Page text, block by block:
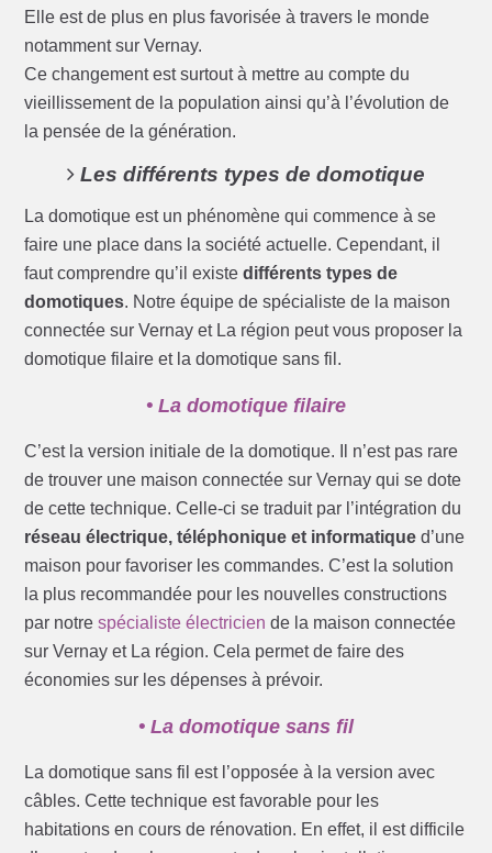
Elle est de plus en plus favorisée à travers le monde
notamment sur Vernay.
Ce changement est surtout à mettre au compte du
vieillissement de la population ainsi qu’à l’évolution de
la pensée de la génération.
Les différents types de domotique
La domotique est un phénomène qui commence à se
faire une place dans la société actuelle. Cependant, il
faut comprendre qu’il existedifférents types de
domotiques. Notre équipe de spécialiste de la maison
connectée sur Vernay et La région peut vous proposer la
domotique filaire et la domotique sans fil.
• La domotique filaire
C’est la version initiale de la domotique. Il n’est pas rare
de trouver une maison connectée sur Vernay qui se dote
de cette technique. Celle-ci se traduit par l’intégration du
réseau électrique, téléphonique et informatique d’une
maison pour favoriser les commandes. C’est la solution
la plus recommandée pour les nouvelles constructions
par notrespécialiste électricien de la maison connectée
sur Vernay et La région. Cela permet de faire des
économies sur les dépenses à prévoir.
• La domotique sans fil
La domotique sans fil est l’opposée à la version avec
câbles. Cette technique est favorable pour les
habitations en cours de rénovation. En effet, il est difficile